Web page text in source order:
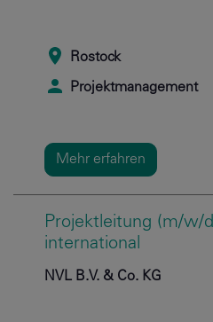
Rostock
Projektmanagement
Mehr erfahren
Projektleitung (m/w/
international
NVL B.V. & Co. KG